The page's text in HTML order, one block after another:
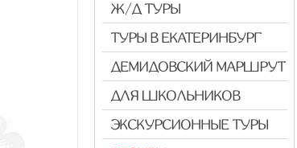
Ж/Д ТУРЫ
ТУРЫ В ЕКАТЕРИНБУРГ
ДЕМИДОВСКИЙ МАРШРУТ
ДЛЯ ШКОЛЬНИКОВ
ЭКСКУРСИОННЫЕ ТУРЫ